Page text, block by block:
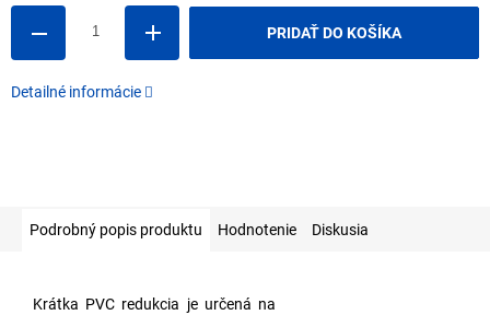
PRIDAŤ DO KOŠÍKA
Detailné informácie
Podrobný popis produktu Hodnotenie Diskusia
Krátka PVC redukcia je určená na